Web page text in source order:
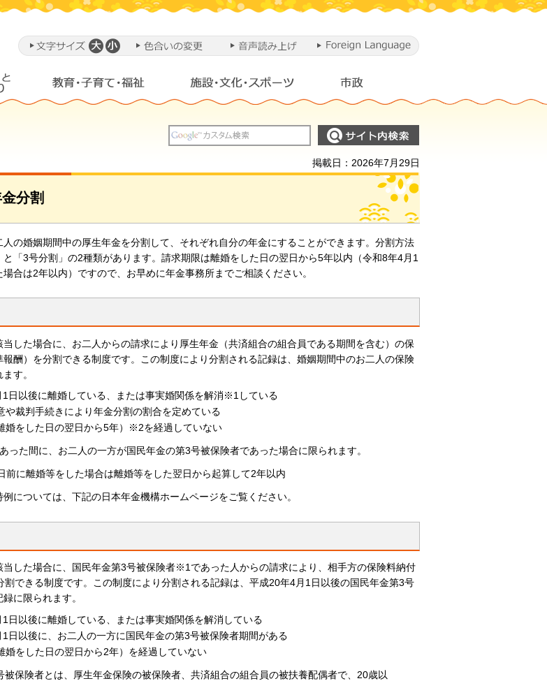
掲載日：2026年7月29日
分割
の婚姻期間中の厚生年金を分割して、それぞれ自分の年金にすることができます。分割方法
と「3号分割」の2種類があります。請求期限は離婚をした日の翌日から5年以内（令和8年4月1
合は2年以内）ですので、お早めに年金事務所までご相談ください。
当した場合に、お二人からの請求により厚生年金（共済組合の組合員である期間を含む）の保
報酬）を分割できる制度です。この制度により分割される記録は、婚姻期間中のお二人の保険
す。
1日以後に離婚している、または事実婚関係を解消※1している
や裁判手続きにより年金分割の割合を定めている
婚をした日の翌日から5年）※2を経過していない
た間に、お二人の一方が国民年金の第3号被保険者であった場合に限られます。
に離婚等をした場合は離婚等をした翌日から起算して2年以内
については、下記の日本年金機構ホームページをご覧ください。
当した場合に、国民年金第3号被保険者※1であった人からの請求により、相手方の保険料納付
割できる制度です。この制度により分割される記録は、平成20年4月1日以後の国民年金第3号
に限られます。
日以後に離婚している、または事実婚関係を解消している
日以後に、お二人の一方に国民年金の第3号被保険者期間がある
婚をした日の翌日から2年）を経過していない
保険者とは、厚生年金保険の被保険者、共済組合の組合員の被扶養配偶者で、20歳以